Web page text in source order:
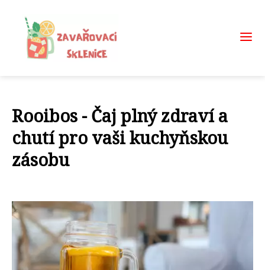
Rooibos - Čaj plný zdraví a
chutí pro vaši kuchyňskou
zásobu